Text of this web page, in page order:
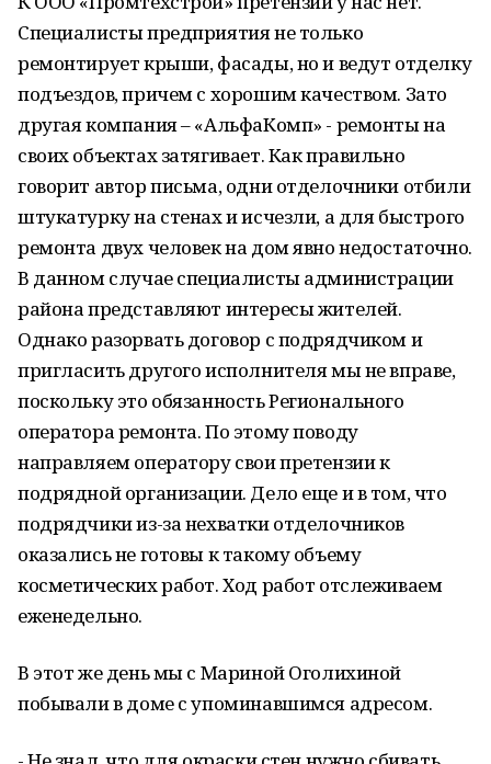
Специалисты предприятия не только
ремонтирует крыши, фасады, но и ведут отделку
подъездов, причем с хорошим качеством. Зато
другая компания – «АльфаКомп» - ремонты на
своих объектах затягивает. Как правильно
говорит автор письма, одни отделочники отбили
штукатурку на стенах и исчезли, а для быстрого
ремонта двух человек на дом явно недостаточно.
В данном случае специалисты администрации
района представляют интересы жителей.
Однако разорвать договор с подрядчиком и
пригласить другого исполнителя мы не вправе,
поскольку это обязанность Регионального
оператора ремонта. По этому поводу
направляем оператору свои претензии к
подрядной организации. Дело еще и в том, что
подрядчики из-за нехватки отделочников
оказались не готовы к такому объему
косметических работ. Ход работ отслеживаем
еженедельно.
В этот же день мы с Мариной Оголихиной
побывали в доме с упоминавшимся адресом.